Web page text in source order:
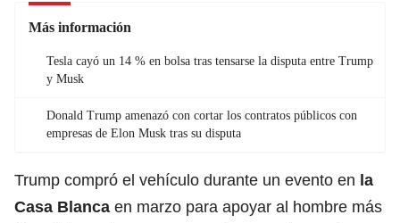
Más información
Tesla cayó un 14 % en bolsa tras tensarse la disputa entre Trump
y Musk
Donald Trump amenazó con cortar los contratos públicos con
empresas de Elon Musk tras su disputa
Trump compró el vehículo durante un evento en la
Casa Blanca en marzo para apoyar al hombre más